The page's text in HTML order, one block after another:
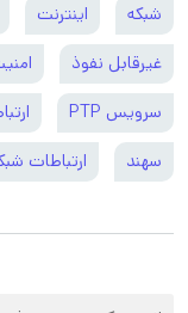
شبکه اینترنت
غیرقابل نفوذ
سرویس PTP
سهند ارتباطات